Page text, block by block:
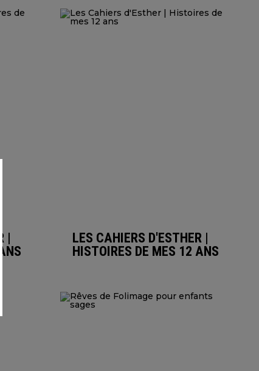
|
LES CAHIERS D'ESTHER |
HISTOIRES DE MES 12 ANS